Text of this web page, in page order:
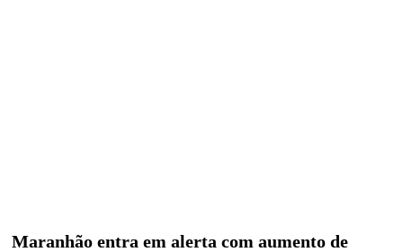
Maranhão entra em alerta com aumento de